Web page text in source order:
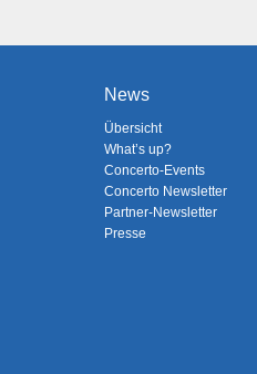
News
Übersicht
What’s up?
Concerto-Events
Concerto Newsletter
Partner-Newsletter
Presse